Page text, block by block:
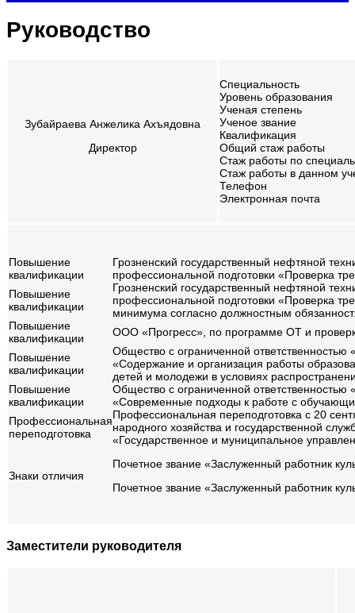
Руководство
Зубайраева Анжелика Ахъядовна
Директор
Специальность
Уровень образования
Ученая степень
Ученое звание
Квалификация
Общий стаж работы
Стаж работы по
Стаж работы в данном
Телефон
Электронная почта
Повышение
квалификации
Грозненский государственный нефтяной
профессиональной подготовки «Проверка
Повышение
квалификации
Грозненский государственный нефтяной
профессиональной подготовки «Проверка
минимума согласно должностным
Повышение
квалификации
ООО «Прогресс», по программе ОТ и
Повышение
квалификации
Общество с ограниченной
«Содержание и организация работы
детей и молодежи в условиях
Повышение
квалификации
Общество с ограниченной
«Современные подходы к работе с
Профессиональная
переподготовка
Профессиональная переподготовка с 20
народного хозяйства и государственной
«Государственное и муниципальное
Знаки отличия
Почетное звание «Заслуженный работник
Почетное звание
Заместители руководителя